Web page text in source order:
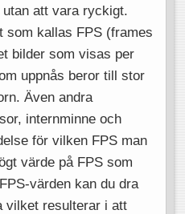
att vara ryckigt.
som kallas FPS (frames
bilder som visas per
uppnås beror till stor
Även andra
internminne och
för vilken FPS man
värde på FPS som
värden kan du dra
vilket resulterar i att